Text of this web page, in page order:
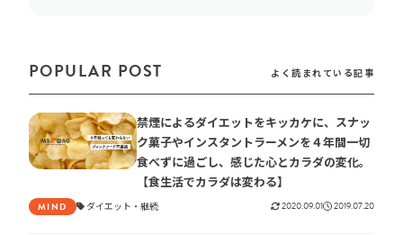
POPULAR POST よく読まれている記事
禁煙によるダイエットをキッカケに、スナッ
ク菓子やインスタントラーメンを４年間一切
食べずに過ごし、感じた心とカラダの変化。
【食生活でカラダは変わる】
MIND ダイエット 継続 2020.09.01 2019.07.20